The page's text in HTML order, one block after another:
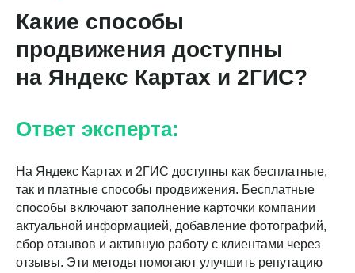
Какие способы
продвижения доступны
на Яндекс Картах и 2ГИС?
Ответ эксперта:
На Яндекс Картах и 2ГИС доступны как бесплатные,
так и платные способы продвижения. Бесплатные
способы включают заполнение карточки компании
актуальной информацией, добавление фотографий,
сбор отзывов и активную работу с клиентами через
отзывы. Эти методы помогают улучшить репутацию